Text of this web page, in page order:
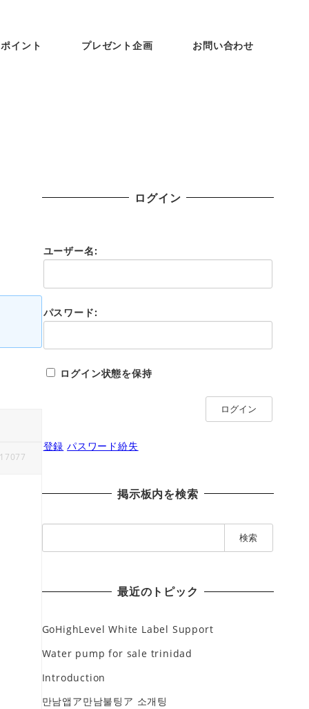
イント プレゼント企画 お問い合わせ
ログイン
ユーザー名:
パスワード:
ログイン状態を保持
ログイン
登録 パスワード紛失
掲示板内を検索
索
最近のトピック
GoHighLevel White Label Support
Water pump for sale trinidad
Introduction
만남앱ア만남불팅ア 소개팅